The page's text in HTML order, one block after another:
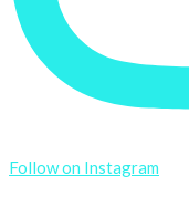
Follow on Instagram